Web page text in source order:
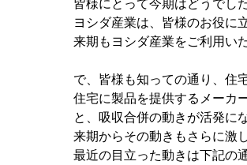
皆様にとって今期はどうでし
ヨシダ産業は、皆様のお役に
来期もヨシダ産業をご利用い
で、皆様も知っての通り、住
住宅に製品を提供するメーカ
と、吸収合併の動きが活発に
来期からその動きもさらに激
最近の目立った動きは下記の通